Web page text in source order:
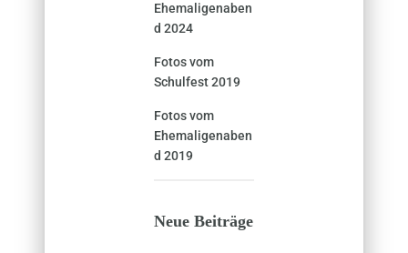
Ehemaligenaben
d 2024
Fotos vom
Schulfest 2019
Fotos vom
Ehemaligenaben
d 2019
Neue Beiträge